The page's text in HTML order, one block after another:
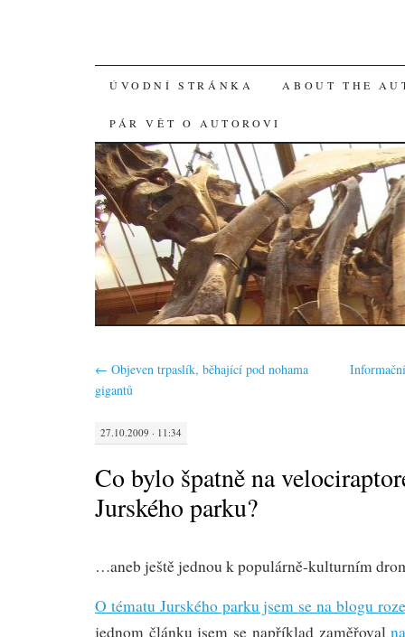
SKIP
TO
CONTENT
ÚVODNÍ STRÁNKA ABOUT THE
PÁR VĚT O AUTOROVI
← Objeven trpaslík, běhající pod nohama
gigantů
27.10.2009 · 11:34
Co bylo špatně na
Jurského parku?
…aneb ještě jednou k populárně-kulturním
O tématu Jurského parku jsem se na blogu
jednom článku jsem se například zaměřoval